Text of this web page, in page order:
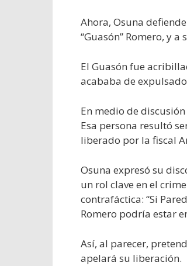
Ahora, Osuna
“Guasón” Romero, y
El Guasón fue
acababa de
En medio de
Esa persona resultó
liberado por la fiscal
Osuna expresó su
un rol clave en el
contrafáctica: “Si
Romero podría estar
Así, al parecer,
apelará su liberación.